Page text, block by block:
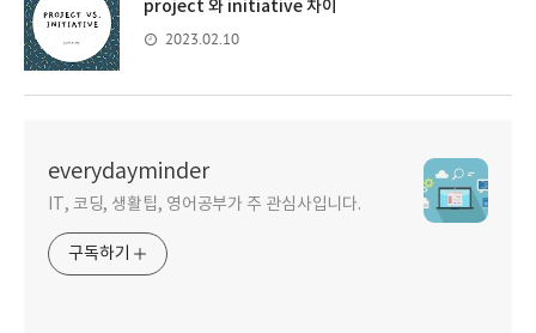
project 와 initiative 차이
2023.02.10
everydayminder
IT, 코딩, 생활팁, 영어공부가 주 관심사입니다.
구독하기